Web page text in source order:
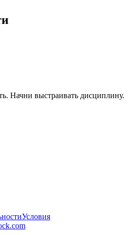
Начни выстраивать дисциплину.
Условия